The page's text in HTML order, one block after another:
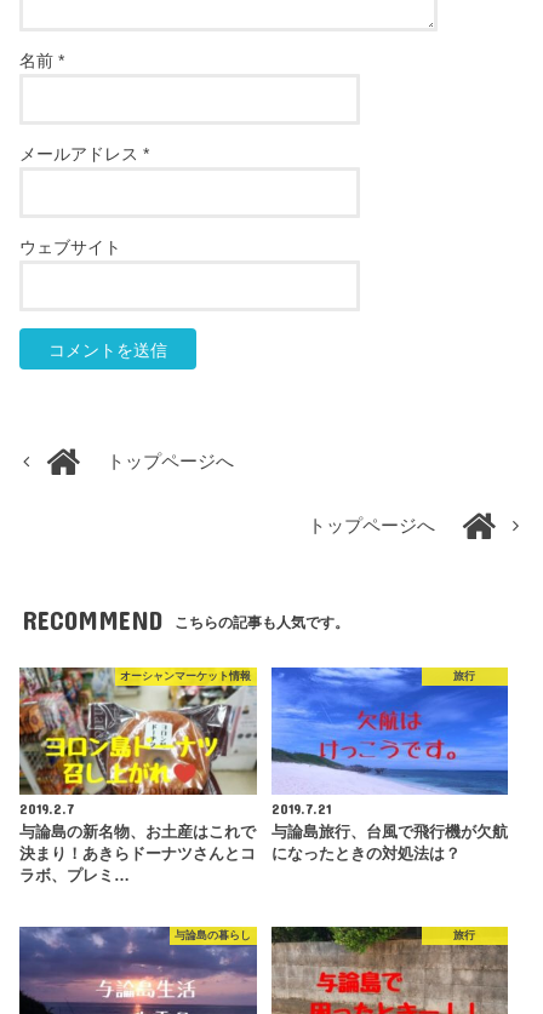
名前*
メールアドレス*
ウェブサイト
トップページへ
トップページへ
RECOMMEND こちらの記事も人気です。
オーシャンマーケット情報
2019.2.7
与論島の新名物、お土産はこれで
決まり！あきらドーナツさんとコ
ラボ、プレミ…
旅行
2019.7.21
与論島旅行、台風で飛行機が欠航
になったときの対処法は？
与論島の暮らし 旅行